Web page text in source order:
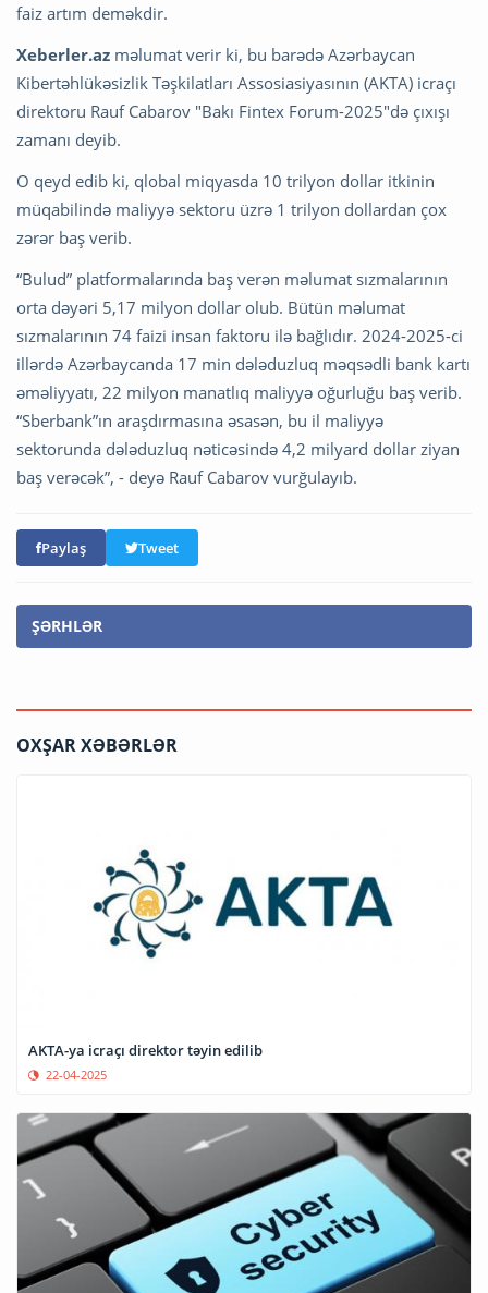
faiz artım deməkdir.
Xeberler.az məlumat verir ki, bu barədə Azərbaycan
Kibertəhlükəsizlik Təşkilatları Assosiasiyasının (AKTA) icraçı
direktoru Rauf Cabarov "Bakı Fintex Forum-2025"də çıxışı
zamanı deyib.
O qeyd edib ki, qlobal miqyasda 10 trilyon dollar itkinin
müqabilində maliyyə sektoru üzrə 1 trilyon dollardan çox
zərər baş verib.
“Bulud” platformalarında baş verən məlumat sızmalarının
orta dəyəri 5,17 milyon dollar olub. Bütün məlumat
sızmalarının 74 faizi insan faktoru ilə bağlıdır. 2024-2025-ci
illərdə Azərbaycanda 17 min dələduzluq məqsədli bank kartı
əməliyyatı, 22 milyon manatlıq maliyyə oğurluğu baş verib.
“Sberbank”ın araşdırmasına əsasən, bu il maliyyə
sektorunda dələduzluq nəticəsində 4,2 milyard dollar ziyan
baş verəcək”, - deyə Rauf Cabarov vurğulayıb.
Paylaş Tweet
ŞƏRHLƏR
OXŞAR XƏBƏRLƏR
AKTA-ya icraçı direktor təyin edilib
22-04-2025